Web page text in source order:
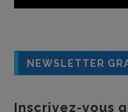
NEWSLETTER
Inscrivez-vous